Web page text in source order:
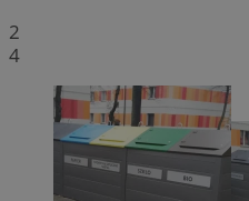
2
4